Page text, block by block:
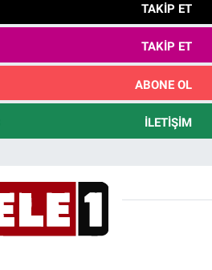
TAKIP ET
TAKIP ET
ABONE OL
İLETIŞIM